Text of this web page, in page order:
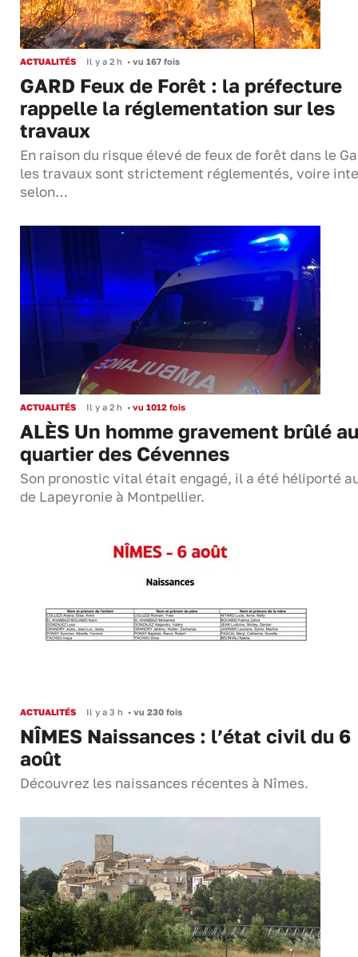
ACTUALITÉS Il y a 2 h • vu 167 fois
GARD Feux de Forêt : la préfecture
rappelle la réglementation sur les
travaux
En raison du risque élevé de feux de forêt dans le
les travaux sont strictement réglementés, voire
selon…
ACTUALITÉS Il y a 2 h • vu 1012 fois
ALÈS Un homme gravement brûlé au
quartier des Cévennes
Son pronostic vital était engagé, il a été héliporté
de Lapeyronie à Montpellier.
ACTUALITÉS Il y a 3 h • vu 230 fois
NÎMES Naissances : l’état civil du 6
août
Découvrez les naissances récentes à Nîmes.